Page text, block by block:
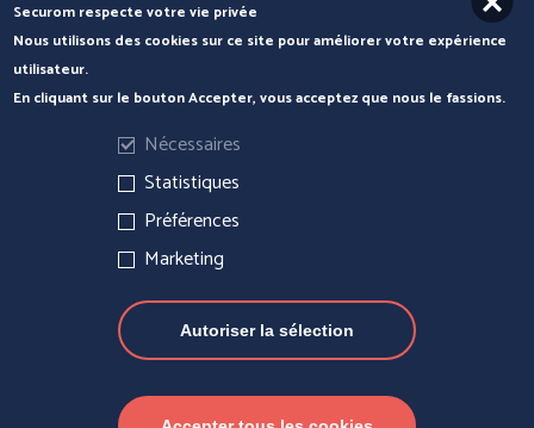
COFRA ENGEL WORKWEAR
Nous contacter
Actualités
Gérer les cookies
Securom respecte votre vie privée
Nous utilisons des cookies sur ce site pour améliorer votre expérience
utilisateur.
En cliquant sur le bouton Accepter, vous acceptez que nous le fassions.
Nécessaires
Statistiques
Préférences
Marketing
Autoriser la sélection